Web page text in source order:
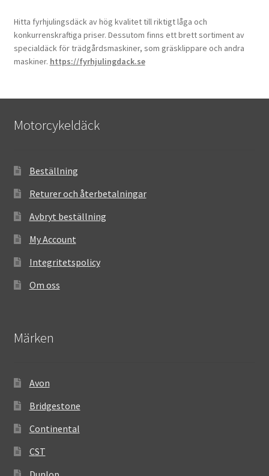
Hitta fyrhjulingsdäck av hög kvalitet till riktigt låga och
konkurrenskraftiga priser. Dessutom finns ett brett sortiment av
specialdäck för trädgårdsmaskiner, som gräsklippare och andra
maskiner. https://fyrhjulingdack.se
Motorcykeldäck
Beställning
Returer och återbetalningar
Avbryt beställning
My Account
Integritetspolicy
Om oss
Märken
Avon
Bridgestone
Continental
CST